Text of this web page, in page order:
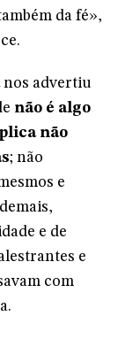
da fé»,
nos advertiu
não é algo
não
; não
e
e de
e
com